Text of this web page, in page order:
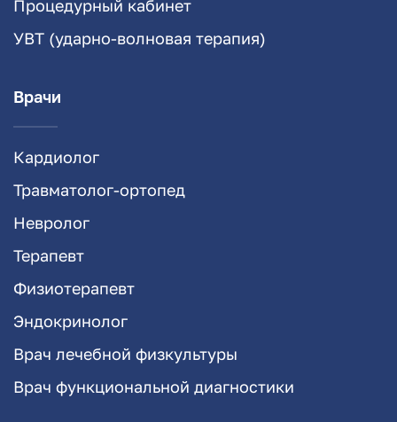
Процедурный кабинет
УВТ (ударно-волновая терапия)
Врачи
Кардиолог
Травматолог-ортопед
Невролог
Терапевт
Физиотерапевт
Эндокринолог
Врач лечебной физкультуры
Врач функциональной диагностики